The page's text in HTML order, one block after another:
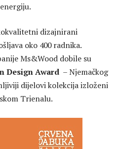
dizajnirani
oko 400 radnika.
Ms&Wood dobile su
Design Award – Njemačkog
dijelovi kolekcija izloženi
Trienalu.